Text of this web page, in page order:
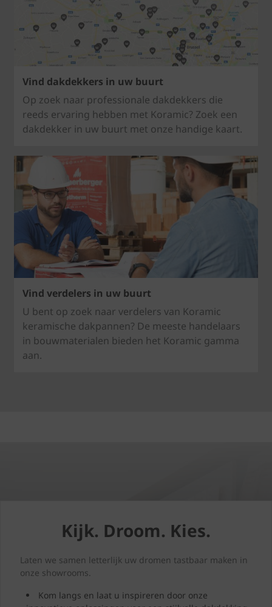
Vind dakdekkers in uw buurt
Op zoek naar professionale dakdekkers die
reeds ervaring hebben met Koramic? Zoek een
dakdekker in uw buurt met onze handige kaart.
Vind verdelers in uw buurt
U bent op zoek naar verdelers van Koramic
keramische dakpannen? De meeste handelaars
in bouwmaterialen bieden het Koramic gamma
aan.
Kijk. Droom. Kies.
Laten we samen letterlijk uw dromen tastbaar maken in
onze showrooms.
Kom langs en laat u inspireren door onze